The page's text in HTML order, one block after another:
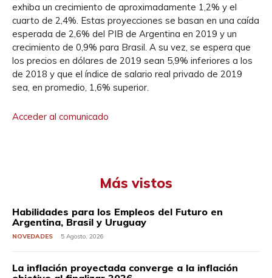
exhiba un crecimiento de aproximadamente 1,2% y el
cuarto de 2,4%. Estas proyecciones se basan en una caída
esperada de 2,6% del PIB de Argentina en 2019 y un
crecimiento de 0,9% para Brasil. A su vez, se espera que
los precios en dólares de 2019 sean 5,9% inferiores a los
de 2018 y que el índice de salario real privado de 2019
sea, en promedio, 1,6% superior.
Acceder al comunicado
Más vistos
Habilidades para los Empleos del Futuro en
Argentina, Brasil y Uruguay
NOVEDADES 5 Agosto, 2026
La inflación proyectada converge a la inflación